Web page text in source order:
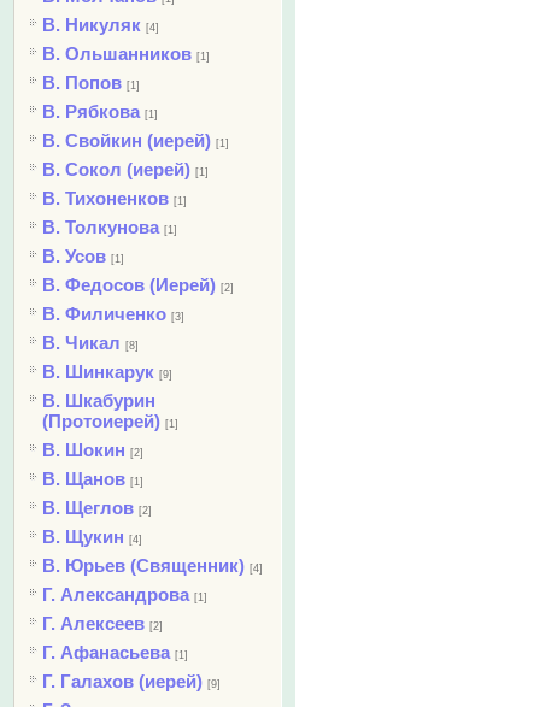
В. Никуляк [4]
В. Ольшанников [1]
В. Попов [1]
В. Рябкова [1]
В. Свойкин (иерей) [1]
В. Сокол (иерей) [1]
В. Тихоненков [1]
В. Толкунова [1]
В. Усов [1]
В. Федосов (Иерей) [2]
В. Филиченко [3]
В. Чикал [8]
В. Шинкарук [9]
В. Шкабурин
(Протоиерей) [1]
В. Шокин [2]
В. Щанов [1]
В. Щеглов [2]
В. Щукин [4]
В. Юрьев (Священник) [4]
Г. Александрова [1]
Г. Алексеев [2]
Г. Афанасьева [1]
Г. Галахов (иерей) [9]